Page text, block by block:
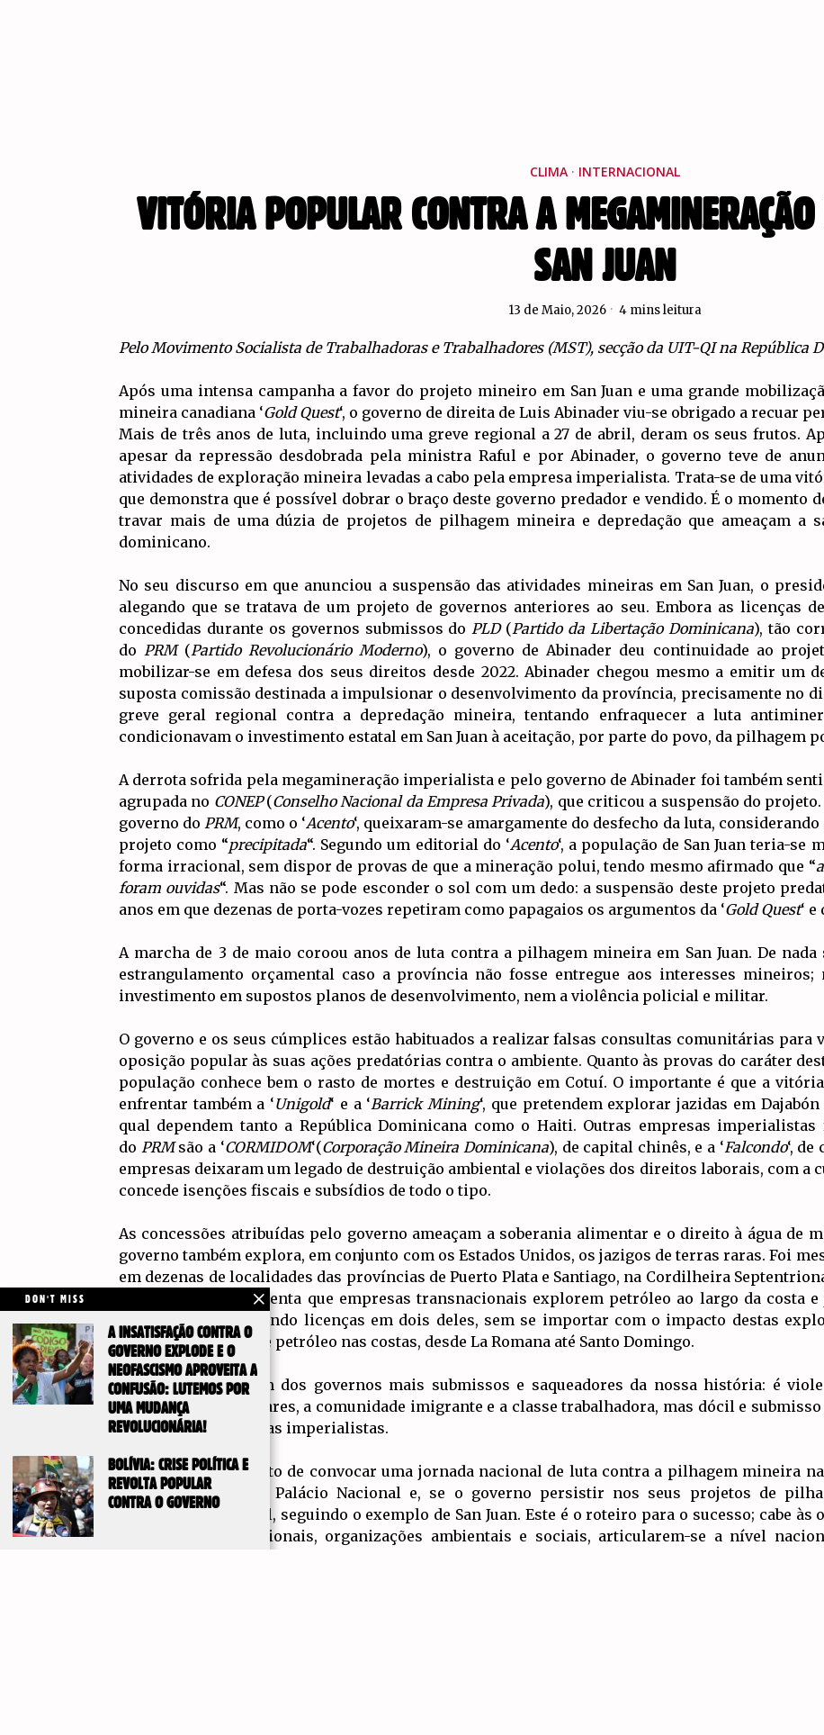
CLIMA · INTERNACIONAL
VITÓRIA POPULAR CONTRA A
SAN JUAN
13 de Maio, 2026 4 mins leitura
Pelo Movimento Socialista de Trabalhadoras e Trabalhadores (MST), secção da UIT-QI na República
Após uma intensa campanha a favor do projeto mineiro em San Juan e uma grande
mineira canadiana ‘Gold Quest‘, o governo de direita de Luis Abinader viu-se obrigado a recuar
Mais de três anos de luta, incluindo uma greve regional a 27 de abril, deram os seus frutos.
apesar da repressão desdobrada pela ministra Raful e por Abinader, o governo teve de
atividades de exploração mineira levadas a cabo pela empresa imperialista. Trata-se de uma
que demonstra que é possível dobrar o braço deste governo predador e vendido. É o momento
travar mais de uma dúzia de projetos de pilhagem mineira e depredação que ameaçam a
dominicano.
No seu discurso em que anunciou a suspensão das atividades mineiras em San Juan, o
alegando que se tratava de um projeto de governos anteriores ao seu. Embora as licenças
concedidas durante os governos submissos do PLD (Partido da Libertação Dominicana), tão
do PRM (Partido Revolucionário Moderno), o governo de Abinader deu continuidade ao
mobilizar-se em defesa dos seus direitos desde 2022. Abinader chegou mesmo a emitir um
suposta comissão destinada a impulsionar o desenvolvimento da província, precisamente no
greve geral regional contra a depredação mineira, tentando enfraquecer a luta
condicionavam o investimento estatal em San Juan à aceitação, por parte do povo, da pilhagem
A derrota sofrida pela megamineração imperialista e pelo governo de Abinader foi também
agrupada no CONEP(Conselho Nacional da Empresa Privada), que criticou a suspensão do
governo do PRM, como o ‘Acento‘, queixaram-se amargamente do desfecho da luta,
projeto como “precipitada“. Segundo um editorial do ‘Acento‘, a população de San Juan teria-se
forma irracional, sem dispor de provas de que a mineração polui, tendo mesmo afirmado que “
foram ouvidas“. Mas não se pode esconder o sol com um dedo: a suspensão deste projeto
anos em que dezenas de porta-vozes repetiram como papagaios os argumentos da ‘Gold Quest‘
A marcha de 3 de maio coroou anos de luta contra a pilhagem mineira em San Juan. De
estrangulamento orçamental caso a província não fosse entregue aos interesses mineiros;
investimento em supostos planos de desenvolvimento, nem a violência policial e militar.
O governo e os seus cúmplices estão habituados a realizar falsas consultas comunitárias para
oposição popular às suas ações predatórias contra o ambiente. Quanto às provas do caráter
população conhece bem o rasto de mortes e destruição em Cotuí. O importante é que a
enfrentar também a ‘Unigold‘ e a ‘Barrick Mining‘, que pretendem explorar jazidas em
qual dependem tanto a República Dominicana como o Haiti. Outras empresas
do PRMsão a ‘CORMIDOM‘(Corporação Mineira Dominicana), de capital chinês, e a ‘Falcondo‘,
empresas deixaram um legado de destruição ambiental e violações dos direitos laborais, com a
concede isenções fiscais e subsídios de todo o tipo.
As concessões atribuídas pelo governo ameaçam a soberania alimentar e o direito à água de
governo também explora, em conjunto com os Estados Unidos, os jazigos de terras raras. Foi
em dezenas de localidades das províncias de Puerto Plata e Santiago, na Cordilheira
O governo também tenta que empresas transnacionais explorem petróleo ao largo da costa
exploração, concedendo licenças em dois deles, sem se importar com o impacto destas
risco de derrames de petróleo nas costas, desde La Romana até Santo Domingo.
Estamos perante um dos governos mais submissos e saqueadores da nossa história: é
comunidades populares, a comunidade imigrante e a classe trabalhadora, mas dócil e
das grandes empresas imperialistas.
É chegado o momento de convocar uma jornada nacional de luta contra a pilhagem mineira
mobilização para o Palácio Nacional e, se o governo persistir nos seus projetos de
paralisação nacional, seguindo o exemplo de San Juan. Este é o roteiro para o sucesso; cabe
associações profissionais, organizações ambientais e sociais, articularem-se a nível
DON'T MISS
A INSATISFAÇÃO CONTRA O
GOVERNO EXPLODE E O
NEOFASCISMO APROVEITA A
CONFUSÃO: LUTEMOS POR
UMA MUDANÇA
REVOLUCIONÁRIA!
BOLÍVIA: CRISE POLÍTICA E
REVOLTA POPULAR
CONTRA O GOVERNO